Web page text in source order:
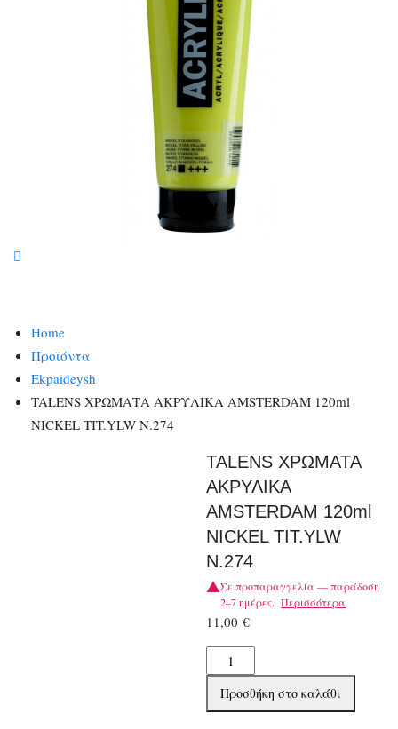
Home
Προϊόντα
Ekpaideysh
TALENS ΧΡΩΜΑΤΑ ΑΚΡΥΛΙΚΑ AMSTERDAM 120ml
NICKEL TIT.YLW N.274
TALENS ΧΡΩΜΑΤΑ
ΑΚΡΥΛΙΚΑ
AMSTERDAM 120ml
NICKEL TIT.YLW
N.274
Σε προπαραγγελία — παράδοση
2–7 ημέρες. Περισσότερα
11,00€
TALENS
ΧΡΩΜΑΤΑ
ΑΚΡΥΛΙΚΑ
Προσθήκη στο καλάθι